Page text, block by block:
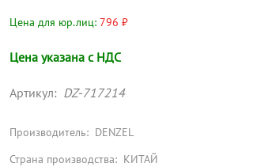
Цена для юр.лиц: 796 ₽
Цена указана с НДС
Артикул: DZ-717214
Производитель: DENZEL
Страна производства: КИТАЙ